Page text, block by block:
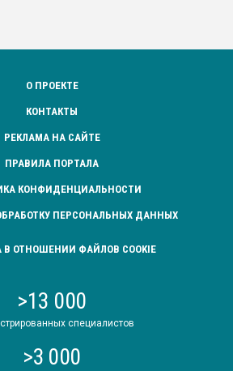
О ПРОЕКТЕ
КОНТАКТЫ
РЕКЛАМА НА САЙТЕ
ПРАВИЛА ПОРТАЛА
КОНФИДЕНЦИАЛЬНОСТИ
ПЕРСОНАЛЬНЫХ ДАННЫХ
ОТНОШЕНИИ ФАЙЛОВ COOKIE
>13 000
специалистов
>3 000